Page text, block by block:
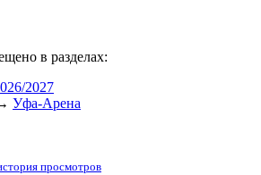
в разделах:
2027
Уфа-Арена
просмотров